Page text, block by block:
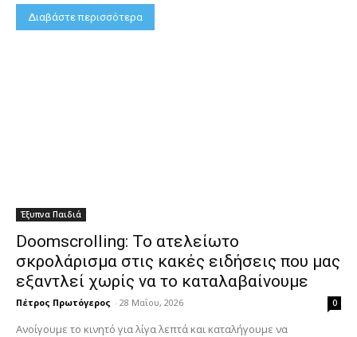
Διαβάστε περισσότερα
Έξυπνα Παιδιά
Doomscrolling: Το ατελείωτο
σκρολάρισμα στις κακές ειδήσεις που μας
εξαντλεί χωρίς να το καταλαβαίνουμε
Πέτρος Πρωτόγερος - 28 Μαΐου, 2026 0
Ανοίγουμε το κινητό για λίγα λεπτά και καταλήγουμε να